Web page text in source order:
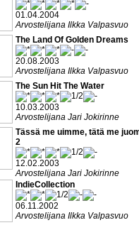
01.04.2004
Arvostelijana Ilkka Valpasvuo
The Land Of Golden Dreams
20.08.2003
Arvostelijana Ilkka Valpasvuo
The Sun Hit The Water
10.03.2003
Arvostelijana Jari Jokirinne
Tässä me uimme, tätä me
2
12.02.2003
Arvostelijana Jari Jokirinne
IndieCollection
06.11.2002
Arvostelijana Ilkka Valpasvuo